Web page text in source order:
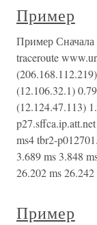
Пример
Пример Сначала
traceroute
(12.106.32.1)
(12.124.47.113)
ms4 tbr2-
3.689 ms 3.848
26.202 ms 26.242
Пример